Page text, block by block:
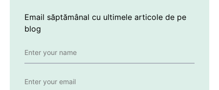
Email săptămânal cu ultimele articole de pe
blog